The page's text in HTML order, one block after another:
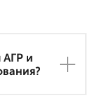
АГР и